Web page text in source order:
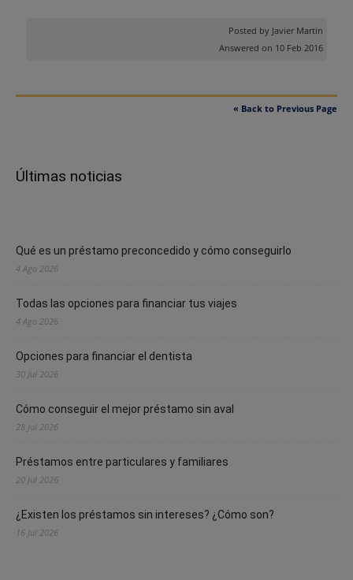
Posted by Javier Martin
Answered on 10 Feb 2016
« Back to Previous Page
Últimas noticias
Qué es un préstamo preconcedido y cómo conseguirlo
4 Ago 2026
Todas las opciones para financiar tus viajes
4 Ago 2026
Opciones para financiar el dentista
30 Jul 2026
Cómo conseguir el mejor préstamo sin aval
28 Jul 2026
Préstamos entre particulares y familiares
20 Jul 2026
¿Existen los préstamos sin intereses? ¿Cómo son?
16 Jul 2026